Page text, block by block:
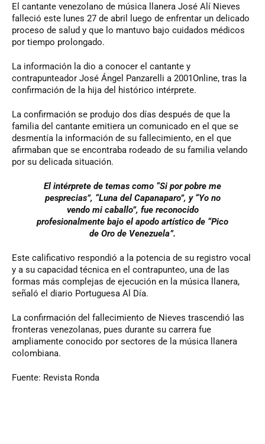
El cantante venezolano de música llanera José Alí Nieves
falleció este lunes 27 de abril luego de enfrentar un delicado
proceso de salud y que lo mantuvo bajo cuidados médicos
por tiempo prolongado.
La información la dio a conocer el cantante y
contrapunteador José Ángel Panzarelli a 2001Online, tras la
confirmación de la hija del histórico intérprete.
La confirmación se produjo dos días después de que la
familia del cantante emitiera un comunicado en el que se
desmentía la información de su fallecimiento, en el que
afirmaban que se encontraba rodeado de su familia velando
por su delicada situación.
El intérprete de temas como “Si por pobre me
pesprecias”, “Luna del Capanaparo”, y “Yo no
vendo mi caballo”, fue reconocido
profesionalmente bajo el apodo artístico de “Pico
de Oro de Venezuela”.
Este calificativo respondió a la potencia de su registro vocal
y a su capacidad técnica en el contrapunteo, una de las
formas más complejas de ejecución en la música llanera,
señaló el diario Portuguesa Al Día.
La confirmación del fallecimiento de Nieves trascendió las
fronteras venezolanas, pues durante su carrera fue
ampliamente conocido por sectores de la música llanera
colombiana.
Fuente: Revista Ronda